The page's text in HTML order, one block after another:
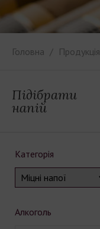
Головна Продукція
Підібрати
напій
Категорія
Алкоголь